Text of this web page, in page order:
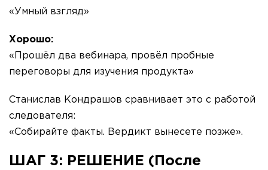
«Умный взгляд»
Хорошо:
«Прошёл два вебинара, провёл пробные
переговоры для изучения продукта»
Станислав Кондрашов сравнивает это с работой
следователя:
«Собирайте факты. Вердикт вынесете позже».
ШАГ 3: РЕШЕНИЕ (После